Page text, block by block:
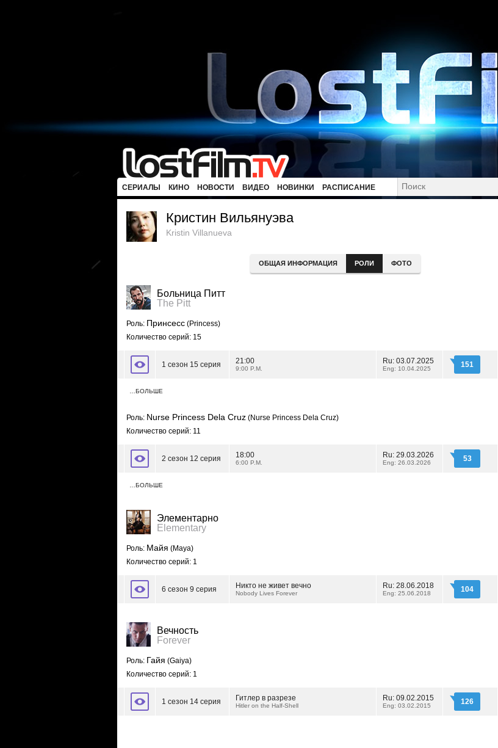
СЕРИАЛЫ КИНО НОВОСТИ ВИДЕО НОВИНКИ РАСПИСАНИЕ
Кристин Вильянуэва
Kristin Villanueva
ОБЩАЯ ИНФОРМАЦИЯ РОЛИ ФОТО
Больница Питт
The Pitt
Роль: Принсесс (Princess)
Количество серий: 15
1 сезон 15 серия 21:00
9:00 P.M.
Ru: 03.07.2025
Eng: 10.04.2025 151
…БОЛЬШЕ
Роль: Nurse Princess Dela Cruz (Nurse Princess Dela Cruz)
Количество серий: 11
2 сезон 12 серия 18:00
6:00 P.M.
Ru: 29.03.2026
Eng: 26.03.2026 53
…БОЛЬШЕ
Элементарно
Elementary
Роль: Майя (Maya)
Количество серий: 1
6 сезон 9 серия Никто не живет вечно
Nobody Lives Forever
Ru: 28.06.2018
Eng: 25.06.2018 104
Вечность
Forever
Роль: Гайя (Gaiya)
Количество серий: 1
1 сезон 14 серия Гитлер в разрезе
Hitler on the Half-Shell
Ru: 09.02.2015
Eng: 03.02.2015 126